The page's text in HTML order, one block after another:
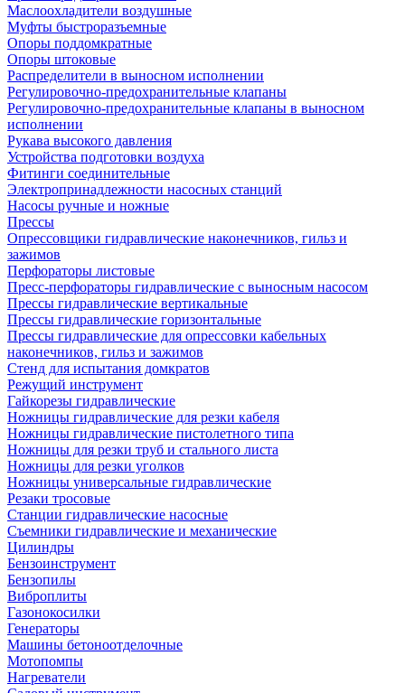
Маслоохладители воздушные
Муфты быстроразъемные
Опоры поддомкратные
Опоры штоковые
Распределители в выносном исполнении
Регулировочно-предохранительные клапаны
Регулировочно-предохранительные клапаны в выносном
исполнении
Рукава высокого давления
Устройства подготовки воздуха
Фитинги соединительные
Электропринадлежности насосных станций
Насосы ручные и ножные
Прессы
Опрессовщики гидравлические наконечников, гильз и
зажимов
Перфораторы листовые
Пресс-перфораторы гидравлические с выносным насосом
Прессы гидравлические вертикальные
Прессы гидравлические горизонтальные
Прессы гидравлические для опрессовки кабельных
наконечников, гильз и зажимов
Стенд для испытания домкратов
Режущий инструмент
Гайкорезы гидравлические
Ножницы гидравлические для резки кабеля
Ножницы гидравлические пистолетного типа
Ножницы для резки труб и стального листа
Ножницы для резки уголков
Ножницы универсальные гидравлические
Резаки тросовые
Станции гидравлические насосные
Съемники гидравлические и механические
Цилиндры
Бензоинструмент
Бензопилы
Виброплиты
Газонокосилки
Генераторы
Машины бетоноотделочные
Мотопомпы
Нагреватели